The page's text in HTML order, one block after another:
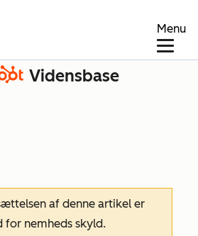
Menu
Vidensbase
af denne artikel er
for nemheds skyld.